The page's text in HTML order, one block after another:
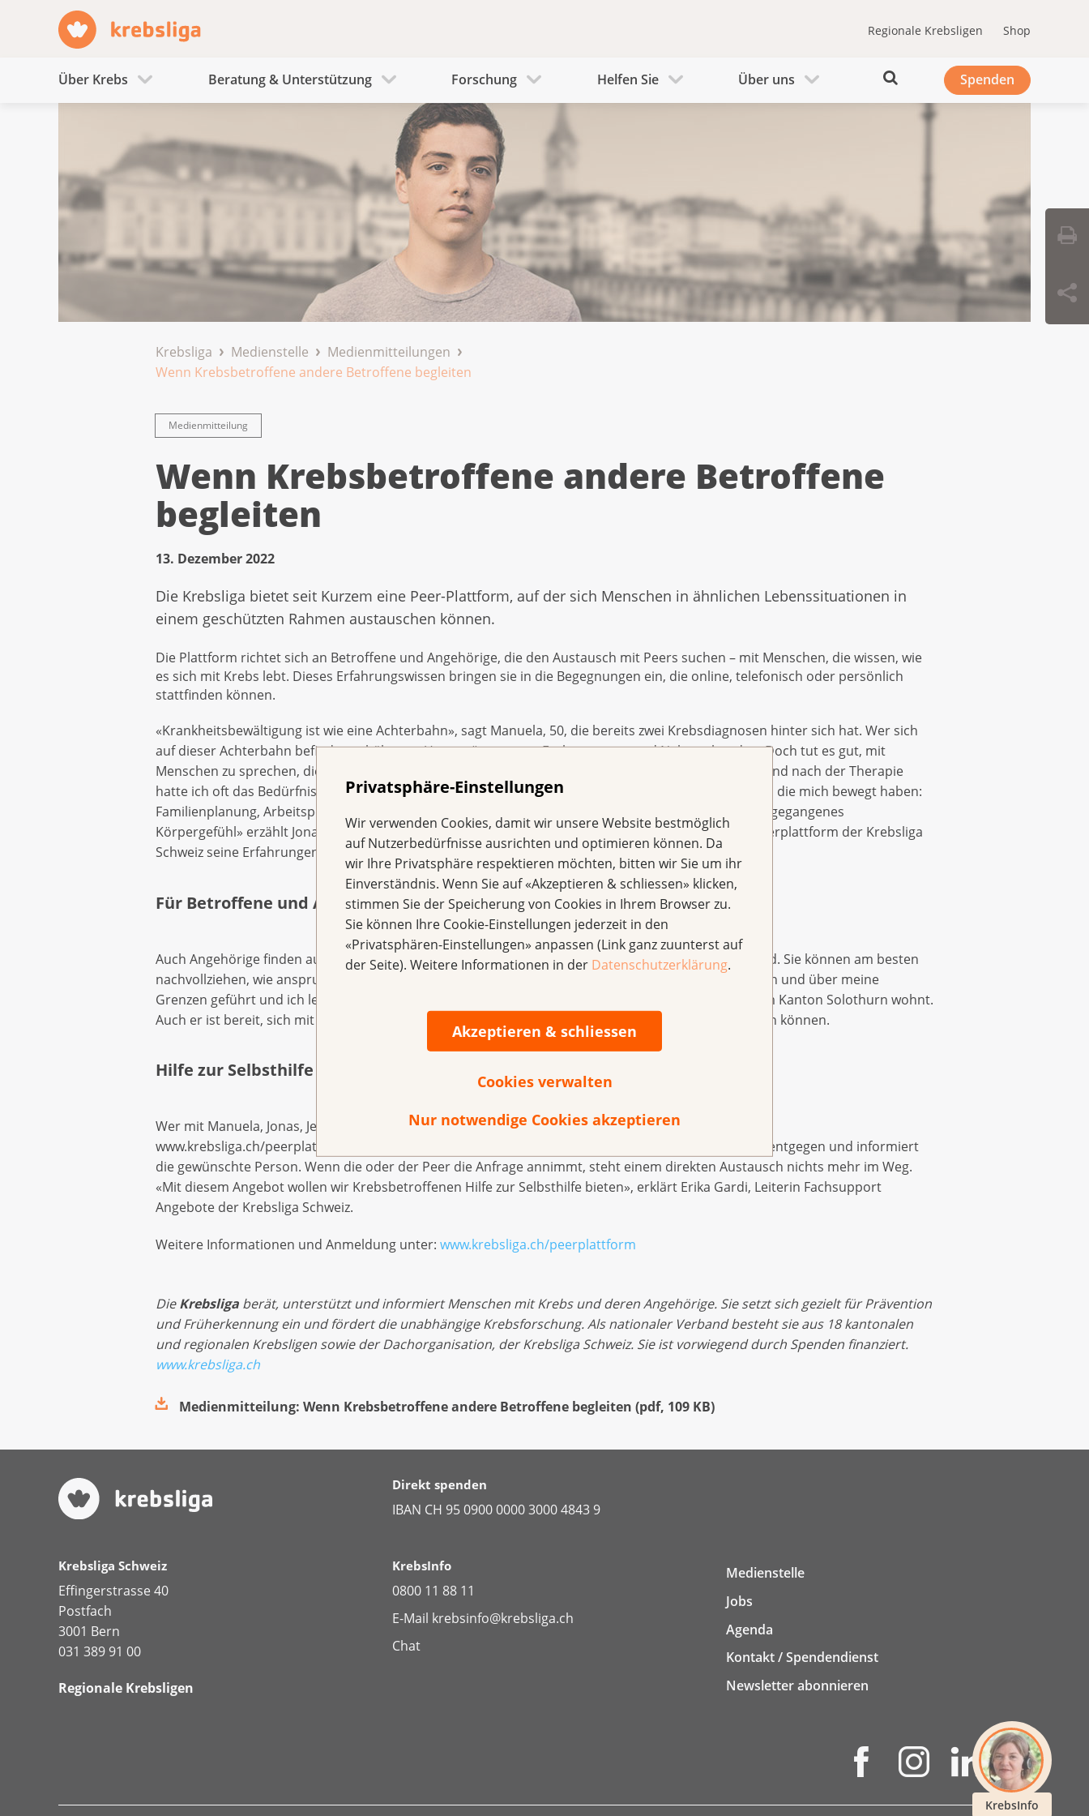
Privatsphäre-Einstellungen
Wir verwenden Cookies, damit wir unsere Website bestmöglich
auf Nutzerbedürfnisse ausrichten und optimieren können. Da
wir Ihre Privatsphäre respektieren möchten, bitten wir Sie um ihr
Einverständnis. Wenn Sie auf «Akzeptieren & schliessen» klicken,
stimmen Sie der Speicherung von Cookies in Ihrem Browser zu.
Sie können Ihre Cookie-Einstellungen jederzeit in den
«Privatsphären-Einstellungen» anpassen (Link ganz zuunterst auf
der Seite). Weitere Informationen in der Datenschutzerklärung.
Akzeptieren & schliessen
Cookies verwalten
Nur notwendige Cookies akzeptieren
Regionale Krebsligen Shop
Über Krebs Beratung & Unterstützung Forschung Helfen Sie Über uns Spenden
Krebsliga Medienstelle
Medienmitteilungen
Wenn Krebsbetroffene andere Betroffene begleiten
Medienmitteilung
Wenn Krebsbetroffene andere Betroffene
begleiten
13. Dezember 2022
Die Krebsliga bietet seit Kurzem eine Peer-Plattform, auf der sich Menschen in ähnlichen Lebenssituationen in
einem geschützten Rahmen austauschen können.
Die Plattform richtet sich an Betroffene und Angehörige, die den Austausch mit Peers suchen – mit Menschen, die wissen, wie
es sich mit Krebs lebt. Dieses Erfahrungswissen bringen sie in die Begegnungen ein, die online, telefonisch oder persönlich
stattfinden können.
«Krankheitsbewältigung ist wie eine Achterbahn», sagt Manuela, 50, die bereits zwei Krebsdiagnosen hinter sich hat. Wer sich
auf dieser Achterbahn befindet, erhält zwar Unterstützung von Fachpersonen und Nahestehenden. Doch tut es gut, mit
Menschen zu sprechen, die aus eigener Erfahrung wissen, was man gerade durchmacht. «Während und nach der Therapie
hatte ich oft das Bedürfnis, mich mit Mitbetroffenen auszutauschen. Denn es gab zahlreiche Themen, die mich bewegt haben:
Familienplanung, Arbeitspensum, Jobwechsel, der Umgang mit der Ungewissheit, und mein verloren gegangenes
Körpergefühl» erzählt Jonas, der mit 35 Jahren an Dickdarmkrebs erkrankte. Er stellt nun über die Peerplattform der Krebsliga
Schweiz seine Erfahrungen anderen Betroffenen zur Verfügung.
Für Betroffene und Angehörige da
Auch Angehörige finden auf der Plattform Menschen, die durch eine ähnliche Situation gegangen sind. Sie können am besten
nachvollziehen, wie anspruchsvoll die Rolle der Nahestehenden ist. «Die Sterbebegleitung hat mich an und über meine
Grenzen geführt und ich lernte wie wichtig Selbstfürsorge ist», sagt beispielsweise Jean Claude, der im Kanton Solothurn wohnt.
Auch er ist bereit, sich mit Menschen auszutauschen, die von seinen Erfahrungen vielleicht profitieren können.
Hilfe zur Selbsthilfe
Wer mit Manuela, Jonas, Jean Claude und weiteren Peers Kontakt aufnehmen will, kann sich unter
www.krebsliga.ch/peerplattform melden. Eine Mitarbeiterin der Krebsliga nimmt die Kontaktanfrage entgegen und informiert
die gewünschte Person. Wenn die oder der Peer die Anfrage annimmt, steht einem direkten Austausch nichts mehr im Weg.
«Mit diesem Angebot wollen wir Krebsbetroffenen Hilfe zur Selbsthilfe bieten», erklärt Erika Gardi, Leiterin Fachsupport
Angebote der Krebsliga Schweiz.
Weitere Informationen und Anmeldung unter: www.krebsliga.ch/peerplattform
DieKrebsliga berät, unterstützt und informiert Menschen mit Krebs und deren Angehörige. Sie setzt sich gezielt für Prävention
und Früherkennung ein und fördert die unabhängige Krebsforschung. Als nationaler Verband besteht sie aus 18 kantonalen
und regionalen Krebsligen sowie der Dachorganisation, der Krebsliga Schweiz. Sie ist vorwiegend durch Spenden finanziert.
www.krebsliga.ch
Medienmitteilung: Wenn Krebsbetroffene andere Betroffene begleiten (pdf, 109 KB)
KrebsInfo
Direkt spenden
IBAN CH 95 0900 0000 3000 4843 9
Krebsliga Schweiz
Effingerstrasse 40
Postfach
3001 Bern
031 389 91 00
Regionale Krebsligen
KrebsInfo
0800 11 88 11
E-Mail krebsinfo@krebsliga.ch
Chat
Medienstelle
Jobs
Agenda
Kontakt / Spendendienst
Newsletter abonnieren